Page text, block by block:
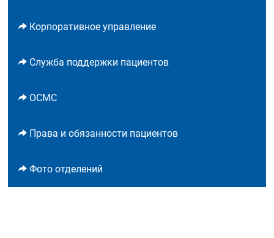
Корпоративное управление
Служба поддержки пациентов
ОСМС
Права и обязанности пациентов
Фото отделений